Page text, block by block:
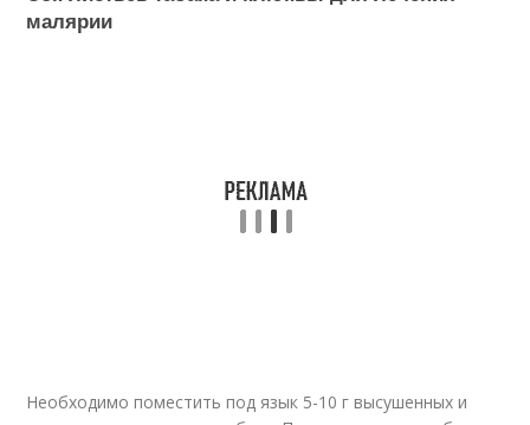
малярии
Необходимо поместить под язык 5-10 г высушенных и